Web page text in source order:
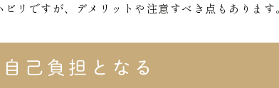
ビリですが、デメリットや注意すべき点もありま
己負担となる